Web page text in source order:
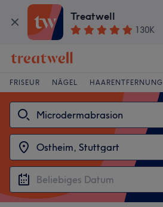
Treatwell
130K
FRISEUR NÄGEL HAARENTFERNUNG